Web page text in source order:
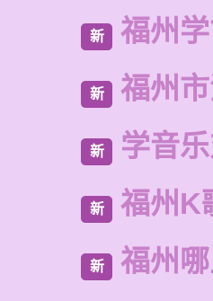
新 福州
新 福州
新 学音
新 福州K
新 福州